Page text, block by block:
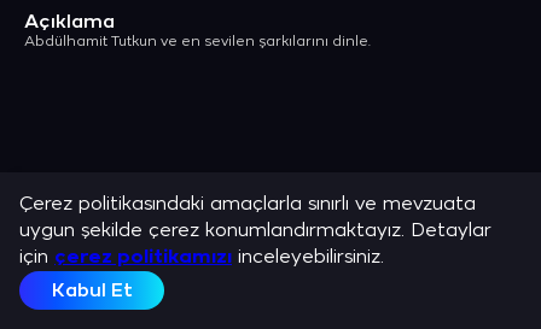
Açıklama
Abdülhamit Tutkun ve en sevilen şarkılarını dinle.
Çerez politikasındaki amaçlarla sınırlı ve mevzuata
uygun şekilde çerez konumlandırmaktayız. Detaylar
için çerez politikamızı inceleyebilirsiniz.
Kabul Et